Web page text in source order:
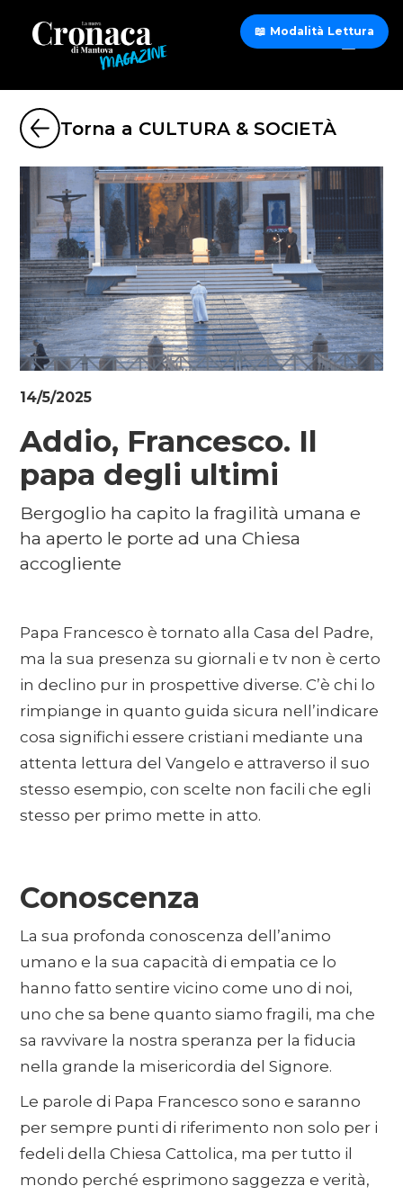
Torna a CULTURA & SOCIETÀ
14/5/2025
Addio, Francesco. Il
papa degli ultimi
Bergoglio ha capito la fragilità umana e
ha aperto le porte ad una Chiesa
accogliente
Papa Francesco è tornato alla Casa del Padre,
ma la sua presenza su giornali e tv non è certo
in declino pur in prospettive diverse. C’è chi lo
rimpiange in quanto guida sicura nell’indicare
cosa significhi essere cristiani mediante una
attenta lettura del Vangelo e attraverso il suo
stesso esempio, con scelte non facili che egli
stesso per primo mette in atto.
Conoscenza
La sua profonda conoscenza dell’animo
umano e la sua capacità di empatia ce lo
hanno fatto sentire vicino come uno di noi,
uno che sa bene quanto siamo fragili, ma che
sa ravvivare la nostra speranza per la fiducia
nella grande la misericordia del Signore.
Le parole di Papa Francesco sono e saranno
per sempre punti di riferimento non solo per i
fedeli della Chiesa Cattolica, ma per tutto il
mondo perché esprimono saggezza e verità,
📖 Modalità Lettura